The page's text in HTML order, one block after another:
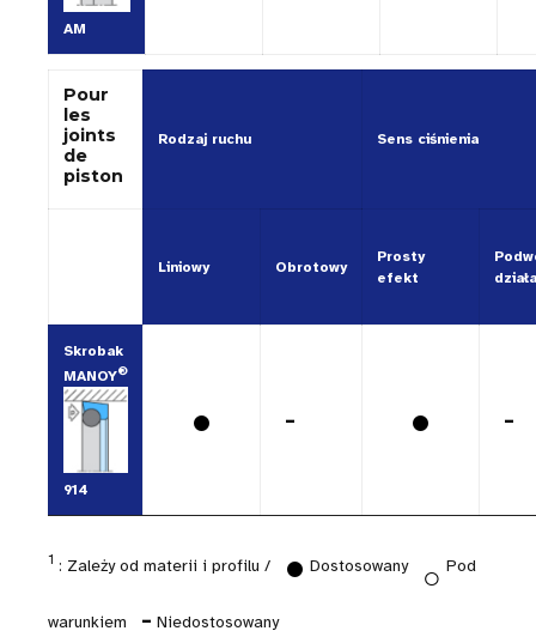
AM
Pour
les
joints
de
piston
Rodzaj ruchu Sens ciśnienia
Liniowy Obrotowy
Prosty
efekt
Skrobak
MANOY®
914
• - • -
1 : Zależy od materii i profilu / • Dostosowany ○ Pod
warunkiem - Niedostosowany